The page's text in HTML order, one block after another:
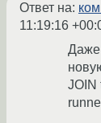
Ответ на:
11:19:16
Даже
JOIN